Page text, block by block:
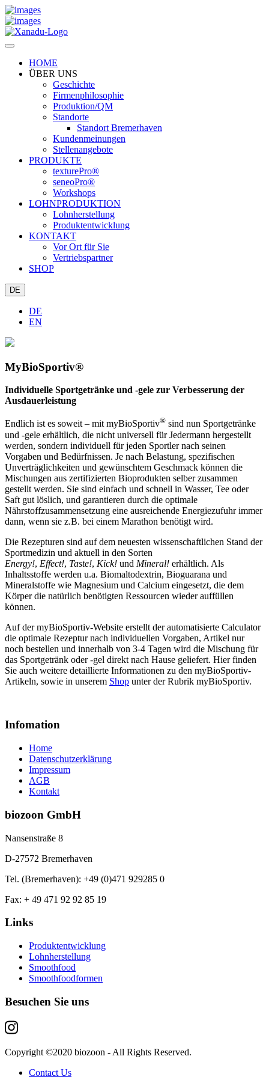
HOME
ÜBER UNS
Geschichte
Firmenphilosophie
Produktion/QM
Standorte
Standort Bremerhaven
Kundenmeinungen
Stellenangebote
PRODUKTE
texturePro®
seneoPro®
Workshops
LOHNPRODUKTION
Lohnherstellung
Produktentwicklung
KONTAKT
Vor Ort für Sie
Vertriebspartner
SHOP
DE
DE
EN
MyBioSportiv®
Individuelle Sportgetränke und -gele zur Verbesserung der
Ausdauerleistung
Endlich ist es soweit – mit myBioSportiv® sind nun Sportgetränke
und -gele erhältlich, die nicht universell für Jedermann hergestellt
werden, sondern individuell für jeden Sportler nach seinen
Vorgaben und Bedürfnissen. Je nach Belastung, spezifischen
Unverträglichkeiten und gewünschtem Geschmack können die
Mischungen aus zertifizierten Bioprodukten selber zusammen
gestellt werden. Sie sind einfach und schnell in Wasser, Tee oder
Saft gut löslich, und garantieren durch die optimale
Nährstoffzusammensetzung eine ausreichende Energiezufuhr immer
dann, wenn sie z.B. bei einem Marathon benötigt wird.
Die Rezepturen sind auf dem neuesten wissenschaftlichen Stand der
Sportmedizin und aktuell in den Sorten
Energy!, Effect!, Taste!, Kick! und Mineral! erhältlich. Als
Inhaltsstoffe werden u.a. Biomaltodextrin, Bioguarana und
Mineralstoffe wie Magnesium und Calcium eingesetzt, die dem
Körper die natürlich benötigten Ressourcen wieder auffüllen
können.
Auf der myBioSportiv-Website erstellt der automatisierte Calculator
die optimale Rezeptur nach individuellen Vorgaben, Artikel nur
noch bestellen und innerhalb von 3-4 Tagen wird die Mischung für
das Sportgetränk oder -gel direkt nach Hause geliefert. Hier finden
Sie auch weitere detaillierte Informationen zu den myBioSportiv-
Artikeln, sowie in unserem Shop unter der Rubrik myBioSportiv.
Infomation
Home
Datenschutzerklärung
Impressum
AGB
Kontakt
biozoon GmbH
Nansenstraße 8
D-27572 Bremerhaven
Tel. (Bremerhaven): +49 (0)471 929285 0
Fax: + 49 471 92 92 85 19
Links
Produktentwicklung
Lohnherstellung
Smoothfood
Smoothfoodformen
Besuchen Sie uns
Copyright ©2020 biozoon - All Rights Reserved.
Contact Us